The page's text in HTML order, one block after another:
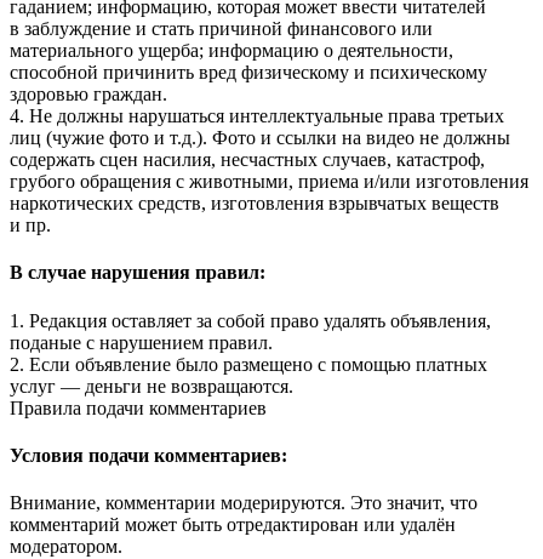
гаданием; информацию, которая может ввести читателей
в заблуждение и стать причиной финансового или
материального ущерба; информацию о деятельности,
способной причинить вред физическому и психическому
здоровью граждан.
4. Не должны нарушаться интеллектуальные права третьих
лиц (чужие фото и т.д.). Фото и ссылки на видео не должны
содержать сцен насилия, несчастных случаев, катастроф,
грубого обращения с животными, приема и/или изготовления
наркотических средств, изготовления взрывчатых веществ
и пр.
В случае нарушения правил:
1. Редакция оставляет за собой право удалять объявления,
поданые с нарушением правил.
2. Если объявление было размещено с помощью платных
услуг — деньги не возвращаются.
Правила подачи комментариев
Условия подачи комментариев:
Внимание, комментарии модерируются. Это значит, что
комментарий может быть отредактирован или удалён
модератором.